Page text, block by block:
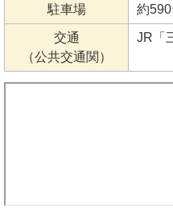
駐車場 約590
交通
（公共交通関）
JR「